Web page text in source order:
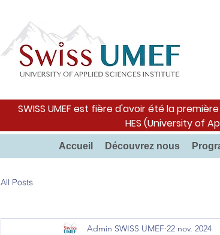
SWISS UMEF est fière d'avoir été la
HES (University of
Accueil Découvrez nous
All Posts
Admin SWISS UMEF 22 nov. 2024